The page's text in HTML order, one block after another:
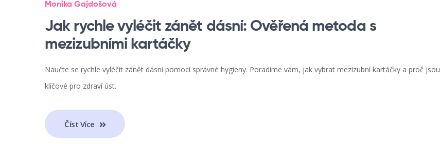
Monika Gajdošová
Jak rychle vyléčit zánět dásní: Ověřená metoda s
mezizubními kartáčky
Naučte se rychle vyléčit zánět dásní pomocí správné hygieny. Poradíme vám, jak vybrat mezizubní kartáčky a proč jsou
klíčové pro zdraví úst.
Číst Více